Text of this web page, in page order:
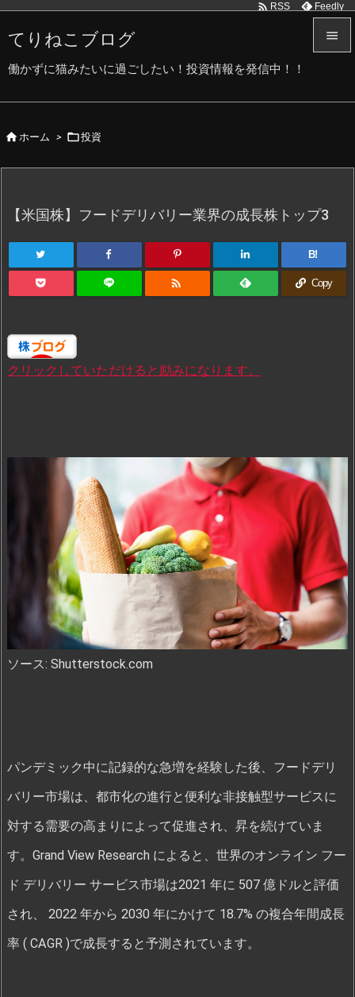
てりねこブログ
働かずに猫みたいに過ごしたい！投資情報を発信中！！

前へ
次へ
 RSS Feedly
ホーム > 投資
【米国株】フードデリバリー業界の成長株トップ3
B!
 Copy
クリックしていただけると励みになります。
ソース: Shutterstock.com
パンデミック中に記録的な急増を経験した後、フードデリ
バリー市場は、都市化の進行と便利な非接触型サービスに
対する需要の高まりによって促進され、昇を続けていま
す。Grand View Research によると、世界のオンライン フー
ド デリバリー サービス市場は2021 年に 507 億ドルと評価
され、 2022 年から 2030 年にかけて 18.7% の複合年間成長
率 ( CAGR )で成長すると予測されています。